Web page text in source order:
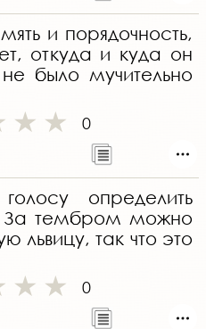
и порядочность,
откуда и куда он
было мучительно
0
определить
За тембром можно
львицу, так что это
0